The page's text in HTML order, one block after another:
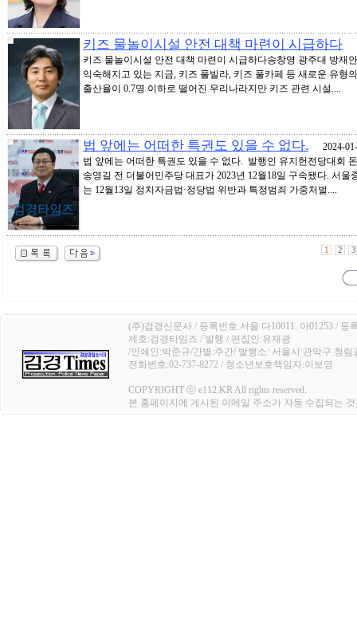
키즈 물놀이시설 안전 대책 마련이 시급하다
키즈 물놀이시설 안전 대책 마련이 시급하다송창영 광주대 방재
익숙해지고 있는 지금, 키즈 풀빌라, 키즈 풀카페 등 새로운 유형
출산율이 0.7명 이하로 떨어진 우리나라지만 키즈 관련 시설....
법 앞에는 어떠한 특권도 있을 수 없다. 2024-
법 앞에는 어떠한 특권도 있을 수 없다. 발행인 유지헌전당대회
송영길 전 더불어민주당 대표가 2023년 12월18일 구속됐다. 서
는 12월13일 정치자금법·정당법 위반과 특정범죄 가중처벌....
1 2 3
(주)검경신문사 / 등록번호:서울 다10011. 아01253 / 등
제호:검경타임즈 / 발행 / 편집인:유재광
/인쇄인:박준규/간별:주간/ 발행소: 서울시 관악구 청림
전화번호:02-737-8272 / 청소년보호책임자:이보영
COPYRIGHT ⓒ e112.KR All rights reserved.
본 홈페이지에 게시된 이메일 주소가 자동 수집되는